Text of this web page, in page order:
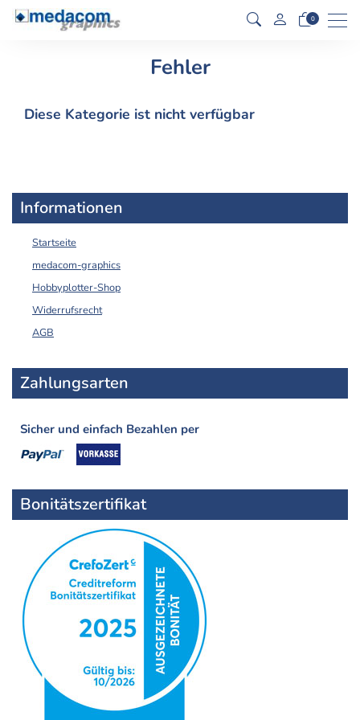
0
Fehler
Diese Kategorie ist nicht verfügbar
Informationen
Startseite
medacom-graphics
Hobbyplotter-Shop
Widerrufsrecht
AGB
Zahlungsarten
Sicher und einfach Bezahlen per
Bonitätszertifikat